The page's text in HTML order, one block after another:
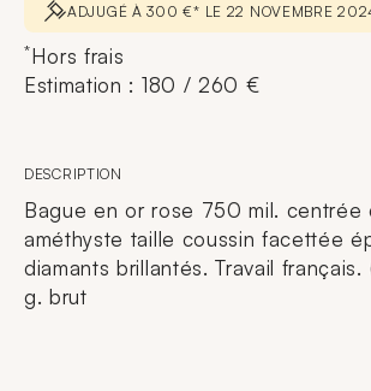
ADJUGÉ À 300 €* LE 22 NOVEMBRE
*Hors frais
Estimation : 180 / 260 €
DESCRIPTION
Bague en or rose 750 mil. centrée
améthyste taille coussin facettée
diamants brillantés. Travail
g. brut